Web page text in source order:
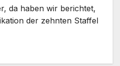
da haben wir berichtet,
der zehnten Staffel